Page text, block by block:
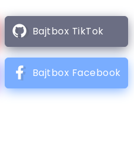
Bajtbox TikTok
Bajtbox Facebook